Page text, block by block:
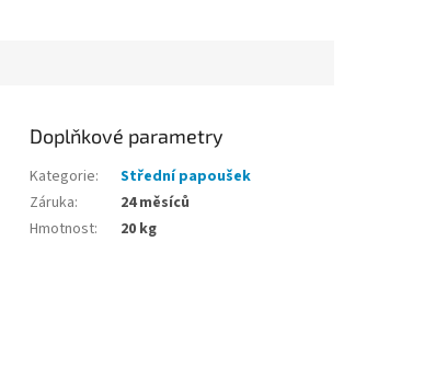
Doplňkové parametry
Kategorie:
Střední papoušek
Záruka:
24 měsíců
Hmotnost: 20 kg